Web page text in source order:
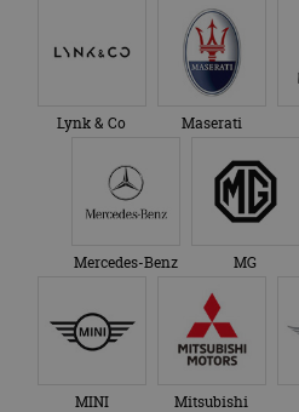
Lynk & Co Maserati
Mercedes-Benz MG
MINI Mitsubishi